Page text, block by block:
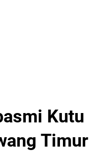
Kutu
Timur